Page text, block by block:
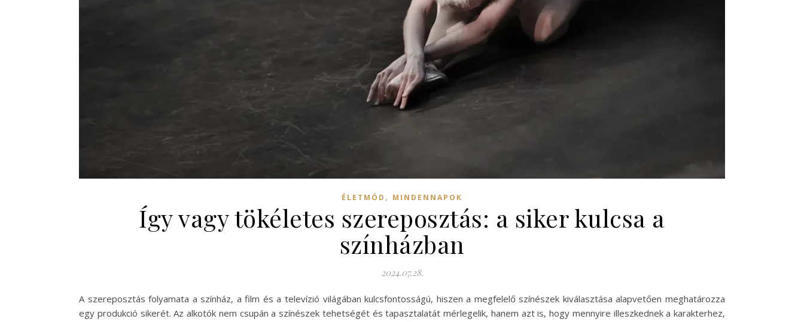
ÉLETMÓD , MINDENNAPOK
Így vagy tökéletes szereposztás: a siker kulcsa a
színházban
2024.07.28.
A szereposztás folyamata a színház, a film és a televízió világában kulcsfontosságú, hiszen a megfelelő színészek kiválasztása alapvetően meghatározza
egy produkció sikerét. Az alkotók nem csupán a színészek tehetségét és tapasztalatát mérlegelik, hanem azt is, hogy mennyire illeszkednek a karakterhez,